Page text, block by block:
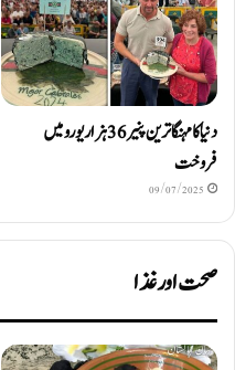
دنیا کا مہنگا ترین پنیر 36 ہزار یورو میں
فروخت
09/07/2025
صحت اور غذا